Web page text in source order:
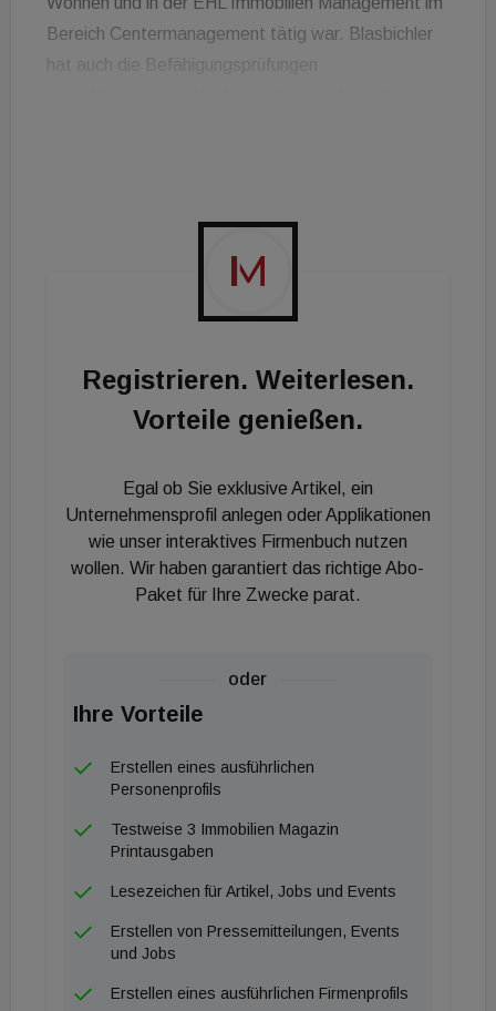
Bereich Centermanagement tätig war. Blasbichler
hat auch die Befähigungsprüfungen
Registrieren. Weiterlesen.
Vorteile genießen.
Egal ob Sie exklusive Artikel, ein
Unternehmensprofil anlegen oder Applikationen
wie unser interaktives Firmenbuch nutzen
wollen. Wir haben garantiert das richtige Abo-
Paket für Ihre Zwecke parat.
oder
Ihre Vorteile
Erstellen eines ausführlichen
Personenprofils
Testweise 3 Immobilien Magazin
Printausgaben
Lesezeichen für Artikel, Jobs und Events
Erstellen von Pressemitteilungen, Events
und Jobs
Erstellen eines ausführlichen Firmenprofils